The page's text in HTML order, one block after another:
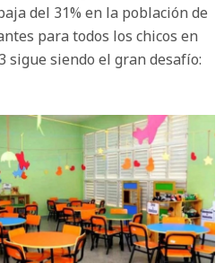
del 31% en la población de
para todos los chicos en
sigue siendo el gran desafío: